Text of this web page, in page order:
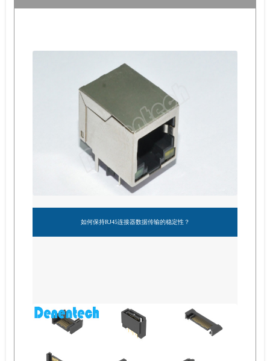
如何保持RJ45连接器数据传输的稳定性？